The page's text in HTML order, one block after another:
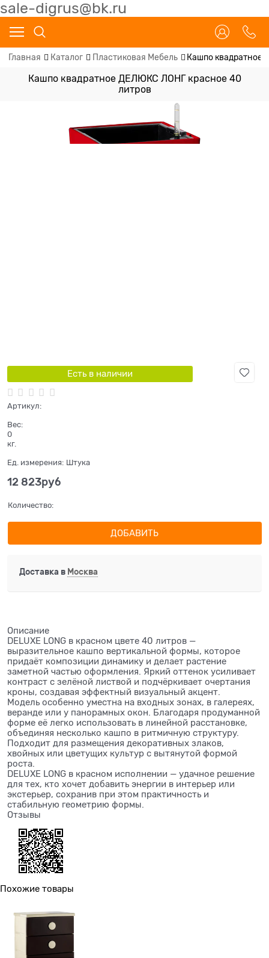
sale-digrus@bk.ru
Главная Каталог Пластиковая Мебель Кашпо квадратное
Кашпо квадратное ДЕЛЮКС ЛОНГ красное 40
литров
Есть в наличии
Артикул:
Вес:
0
кг.
Ед. измерения: Штука
12 823руб
Количество:
ДОБАВИТЬ
Доставка в Москва
Описание
DELUXE LONG в красном цвете 40 литров —
выразительное кашпо вертикальной формы, которое
придаёт композиции динамику и делает растение
заметной частью оформления. Яркий оттенок усиливает
контраст с зелёной листвой и подчёркивает очертания
кроны, создавая эффектный визуальный акцент.
Модель особенно уместна на входных зонах, в галереях,
веранде или у панорамных окон. Благодаря продуманной
форме её легко использовать в линейной расстановке,
объединяя несколько кашпо в ритмичную структуру.
Подходит для размещения декоративных злаков,
хвойных или цветущих культур с вытянутой формой
роста.
DELUXE LONG в красном исполнении — удачное решение
для тех, кто хочет добавить энергии в интерьер или
экстерьер, сохранив при этом практичность и
стабильную геометрию формы.
Отзывы
Похожие товары